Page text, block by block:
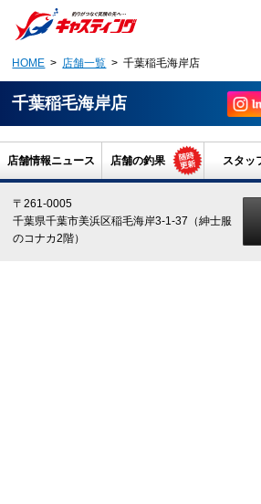
HOME > 店舗一覧 > 千葉稲毛海岸店
千葉稲毛海岸店
店舗情報ニュース 店舗の釣果 スタッ
〒261-0005
千葉県千葉市美浜区稲毛海岸3-1-37（紳士服
のコナカ2階）